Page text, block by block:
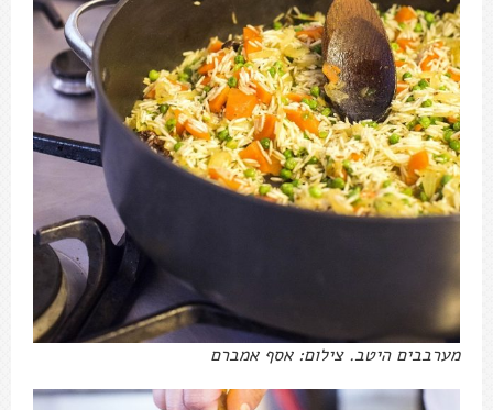
מערבבים היטב. צילום: אסף אמברם